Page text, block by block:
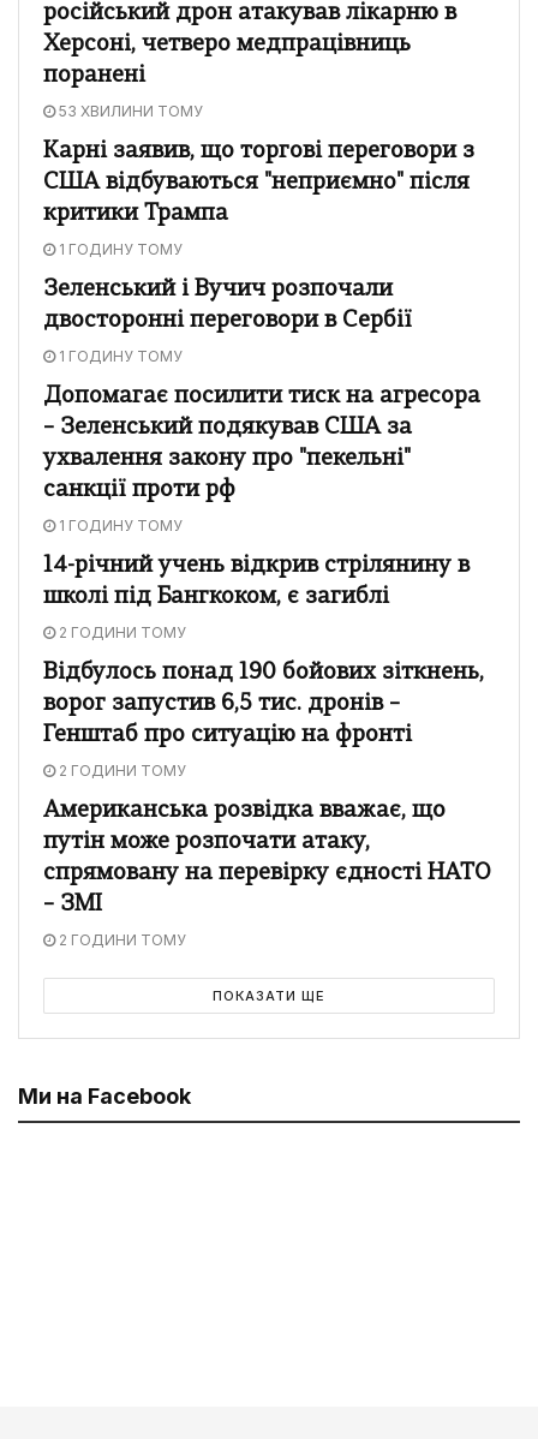
російський дрон атакував лікарню в
Херсоні, четверо медпрацівниць
поранені
53 ХВИЛИНИ ТОМУ
Карні заявив, що торгові переговори з
США відбуваються "неприємно" після
критики Трампа
1 ГОДИНУ ТОМУ
Зеленський і Вучич розпочали
двосторонні переговори в Сербії
1 ГОДИНУ ТОМУ
Допомагає посилити тиск на агресора
– Зеленський подякував США за
ухвалення закону про "пекельні"
санкції проти рф
1 ГОДИНУ ТОМУ
14-річний учень відкрив стрілянину в
школі під Бангкоком, є загиблі
2 ГОДИНИ ТОМУ
Відбулось понад 190 бойових зіткнень,
ворог запустив 6,5 тис. дронів –
Генштаб про ситуацію на фронті
2 ГОДИНИ ТОМУ
Американська розвідка вважає, що
путін може розпочати атаку,
спрямовану на перевірку єдності НАТО
– ЗМІ
2 ГОДИНИ ТОМУ
ПОКАЗАТИ ЩЕ
Ми на Facebook